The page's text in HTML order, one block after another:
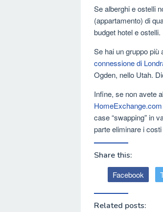
Se alberghi e ostelli
(appartamento) di
budget hotel e ostelli.
Se hai un gruppo più
connessione di
Ogden, nello Utah.
Infine, se non avete
HomeExchange.com
case “swapping” in
parte eliminare i
Share this:
Facebook
Related posts: